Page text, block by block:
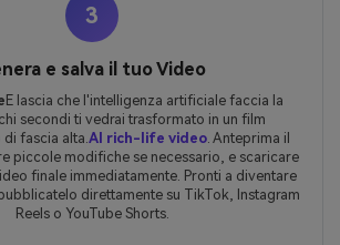
3
e salva il tuo Video
E lascia che l'intelligenza artificiale faccia la
secondi ti vedrai trasformato in un film
fascia alta. AI rich-life video. Anteprima il
piccole modifiche se necessario, e scaricare
finale immediatamente. Pronti a diventare
direttamente su TikTok, Instagram
Reels o YouTube Shorts.